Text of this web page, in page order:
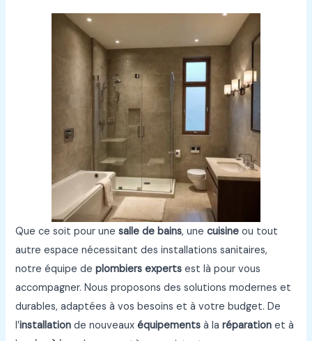
Que ce soit pour unesalle de bains, unecuisine ou tout
autre espace nécessitant des installations sanitaires,
notre équipe deplombiers experts est là pour vous
accompagner. Nous proposons des solutions modernes et
durables, adaptées à vos besoins et à votre budget. De
l’installation de nouveauxéquipements à laréparation et à